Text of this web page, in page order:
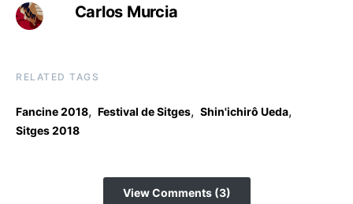
Carlos Murcia
RELATED TAGS
Fancine 2018, Festival de Sitges, Shin'ichirô Ueda,
Sitges 2018
View Comments (3)